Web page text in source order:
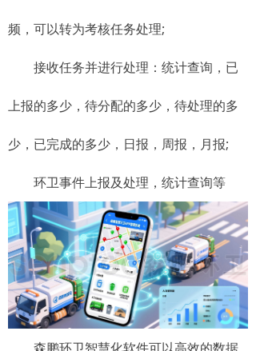
频，可以转为考核任务处理;
接收任务并进行处理：统计查询，已
上报的多少，待分配的多少，待处理的多
少，已完成的多少，日报，周报，月报;
环卫事件上报及处理，统计查询等